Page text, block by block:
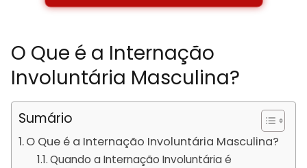
O Que é a Internação
Involuntária Masculina?
Sumário
O Que é a Internação Involuntária Masculina?
Quando a Internação Involuntária é